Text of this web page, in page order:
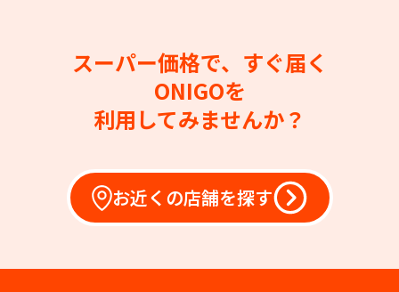
スーパー価格で、すぐ届く
ONIGOを
利用してみませんか？
お近くの店舗を探す